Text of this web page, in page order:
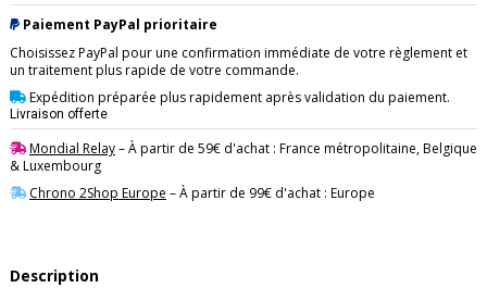
Paiement PayPal prioritaire
Choisissez PayPal pour une confirmation immédiate de votre règlement et
un traitement plus rapide de votre commande.
Expédition préparée plus rapidement après validation du paiement.
Livraison offerte
Mondial Relay– À partir de 59€ d'achat : France métropolitaine, Belgique
& Luxembourg
Chrono 2Shop Europe – À partir de 99€ d'achat : Europe
Description